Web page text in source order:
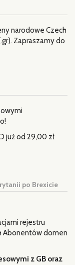
narodowe Czech
Zapraszamy do
już od 29,00 zł
po Brexicie
rejestru
Abonentów domen
z GB oraz